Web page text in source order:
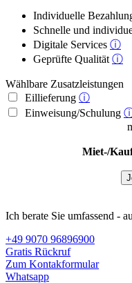
Individuelle
Schnelle und
Digitale Services ⓘ
Geprüfte Qualität ⓘ
Wählbare Zusatzleistungen
Eillieferung ⓘ
Einweisung/Schulung
Miet-/
Ich berate Sie umfassend -
+49 9070 96896900
Gratis Rückruf
Zum Kontakformular
Whatsapp